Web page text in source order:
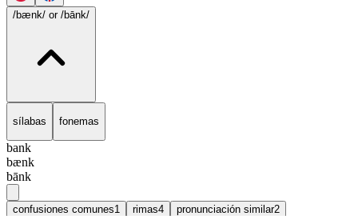
/bænk/ or /bānk/
sílabas fonemas
bank
bænk
bānk
confusiones comunes1 rimas4 pronunciación similar2